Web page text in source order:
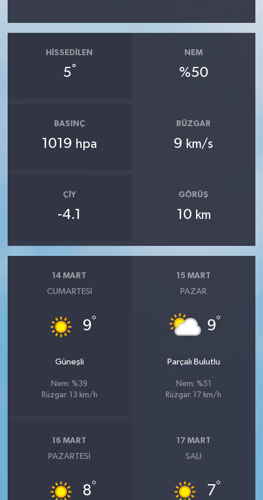
HISSEDILEN
5°
NEM
%50
BASINÇ
1019 hpa
RÜZGAR
9 km/s
ÇIY
-4.1
GÖRÜŞ
10 km
14 MART
CUMARTESI
9°
Güneşli
Nem: %39
Rüzgar: 13 km/h
15 MART
PAZAR
9°
Parçalı Bulutlu
Nem: %51
Rüzgar: 17 km/h
16 MART
PAZARTESI
8°
17 MART
SALI
7°